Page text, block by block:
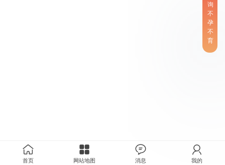
首页 网站地图 消息 我的
询
不
孕
不
育